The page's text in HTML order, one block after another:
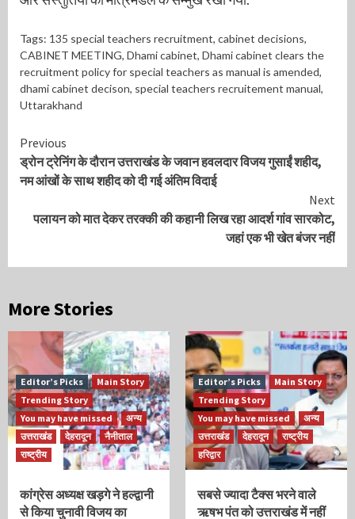
Tags: 135 special teachers recruitment, cabinet decisions,
CABINET MEETING, Dhami cabinet, Dhami cabinet clears the
recruitment policy for special teachers as manual is amended,
dhami cabinet decison, special teachers recruitement manual,
Uttarakhand
Continue
Reading
Previous
ड्रोन ट्रेनिंग के दौरान उत्तराखंड के जवान हवलदार विजय गुसाईं शहीद,
नम आंखों के साथ शहीद को दी गई अंतिम विदाई
Next
पलायन को मात देकर तरक्की की कहानी लिख रहा आदर्श गांव सारकोट,
जहां एक भी खेत बंजर नहीं
More Stories
Editor’s Picks
Main Story
Trending Story
You may have missed
अन्य
उत्तराखंड
देहरादून
नैनीताल
राष्ट्रीय
कांग्रेस अध्यक्ष खड़गे ने हल्द्वानी
से किया चुनावी विजय का
Editor’s Picks
Main Story
Trending Story
You may have missed
अन्य
उत्तराखंड
देहरादून
राष्ट्रीय
हरिद्वार
सबसे ज्यादा टैक्स भरने वाले
ऋषभ पंत को उत्तराखंड में नहीं